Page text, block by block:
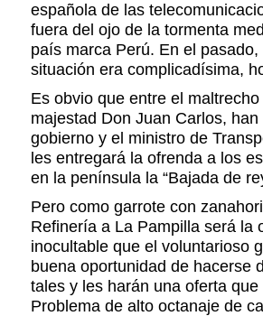
española de las
fuera del ojo de la tormenta
país marca Perú. En el
situación era complicadísima,
Es obvio que entre el
majestad Don Juan Carlos,
gobierno y el ministro de
les entregará la ofrenda a los
en la península la “Bajada de
Pero como garrote con
Refinería a La Pampilla será la
inocultable que el voluntarioso
buena oportunidad de hacerse
tales y les harán una oferta
Problema de alto octanaje de